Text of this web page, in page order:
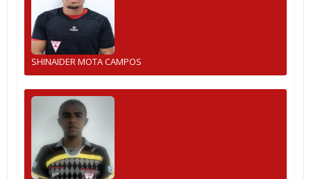
SHINAIDER MOTA CAMPOS